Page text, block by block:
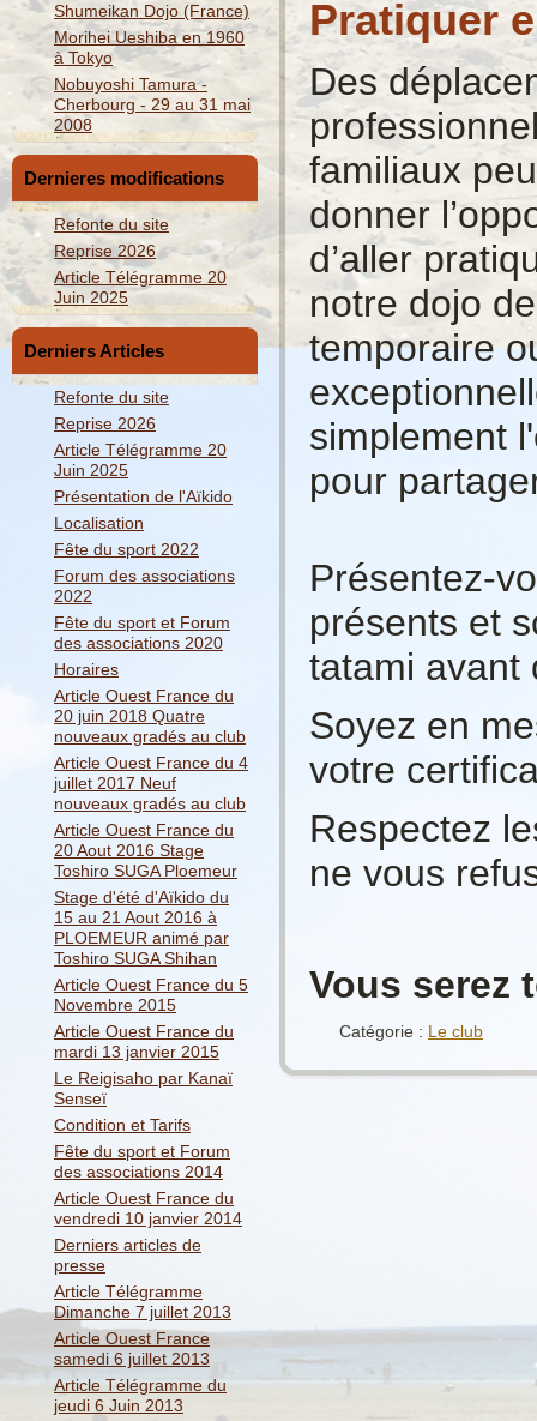
Shumeikan Dojo (France)
Morihei Ueshiba en 1960
à Tokyo
Nobuyoshi Tamura -
Cherbourg - 29 au 31 mai
2008
Dernieres modifications
Refonte du site
Reprise 2026
Article Télégramme 20
Juin 2025
Derniers Articles
Refonte du site
Reprise 2026
Article Télégramme 20
Juin 2025
Présentation de l'Aïkido
Localisation
Fête du sport 2022
Forum des associations
2022
Fête du sport et Forum
des associations 2020
Horaires
Article Ouest France du
20 juin 2018 Quatre
nouveaux gradés au club
Article Ouest France du 4
juillet 2017 Neuf
nouveaux gradés au club
Article Ouest France du
20 Aout 2016 Stage
Toshiro SUGA Ploemeur
Stage d'été d'Aïkido du
15 au 21 Aout 2016 à
PLOEMEUR animé par
Toshiro SUGA Shihan
Article Ouest France du 5
Novembre 2015
Article Ouest France du
mardi 13 janvier 2015
Le Reigisaho par Kanaï
Senseï
Condition et Tarifs
Fête du sport et Forum
des associations 2014
Article Ouest France du
vendredi 10 janvier 2014
Derniers articles de
presse
Article Télégramme
Dimanche 7 juillet 2013
Article Ouest France
samedi 6 juillet 2013
Article Télégramme du
jeudi 6 Juin 2013
Pratiquer
Des
familiaux
donner
d’aller
notre dojo
temporaire
simplement
pour
Présentez-
présents et
tatami avant
Soyez en
votre
Respectez
ne vous
Vous serez
Catégorie : Le club